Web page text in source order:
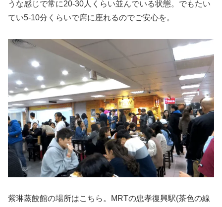
うな感じで常に20-30人くらい並んでいる状態。でもたい
てい5-10分くらいで席に座れるのでご安心を。
紫琳蒸餃館の場所はこちら。MRTの忠孝復興駅(茶色の線